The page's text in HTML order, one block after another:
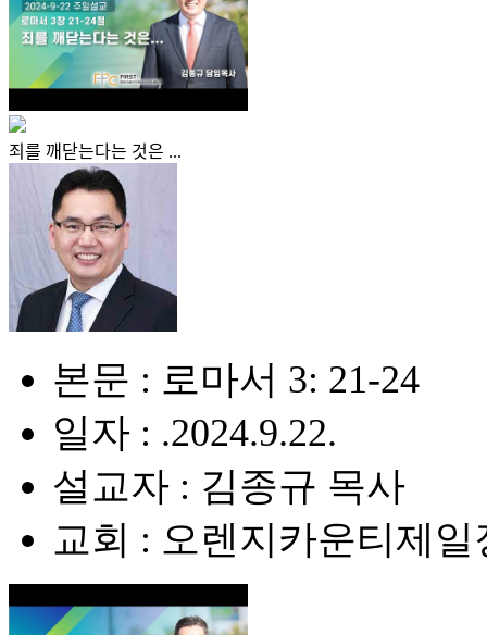
죄를 깨닫는다는 것은 ...
본문 : 로마서 3: 21-24
일자 : .2024.9.22.
설교자 : 김종규 목사
교회 : 오렌지카운티제일